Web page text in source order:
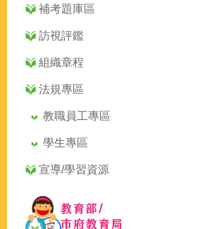
補考題庫區
訪視評鑑
組織章程
法規專區
教職員工專區
學生專區
宣導/學習資源